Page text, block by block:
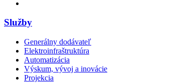
Služby
Generálny dodávateľ
Elektroinfraštruktúra
Automatizácia
Výskum, vývoj a inovácie
Projekcia